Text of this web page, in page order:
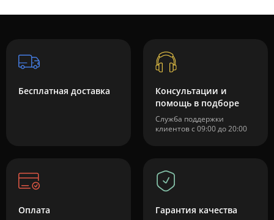
Бесплатная доставка
Консультации и
помощь в подборе
Служба поддержки
клиентов с 09:00 до 20:00
Оплата Гарантия качества